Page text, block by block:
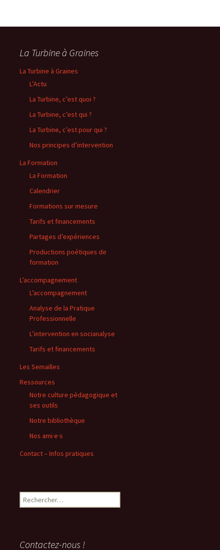
La Turbine à Graines
La Turbine à Graines
L’Actu
La Turbine, c’est quoi ?
La Turbine, c’est qui ?
La Turbine, c’est pour qui ?
Nos principes d’intervention
La Formation
La Formation
Calendrier
Formations sur mesure
Tarifs et financements
Partages d’expériences
Productions poétiques de
formation
L’accompagnement
L’accompagnement
Analyse de la Pratique
Professionnelle
L’intervention en socianalyse
Tarifs et financements
Les Semailles
Ressources
Notre culture pédagogique et
ses outils
Notre bibliothèque
Nos ami·e·s
Contact – Infos pratiques
Rechercher :
Contactez-nous !